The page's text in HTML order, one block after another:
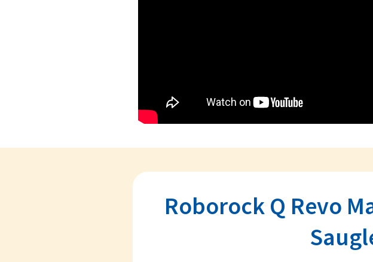
Roborock Q Revo